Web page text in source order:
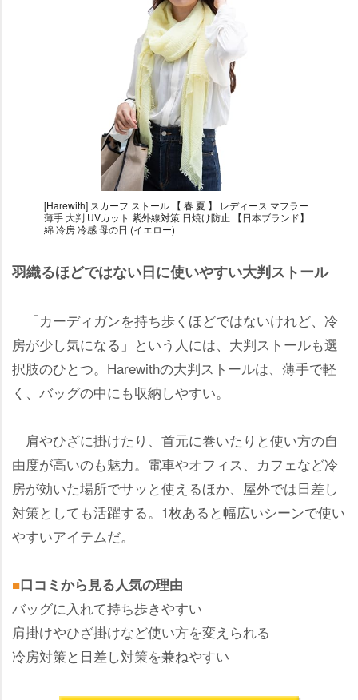
[Harewith] スカーフ ストール 【 春 夏 】 レディース マフラー
薄手 大判 UVカット 紫外線対策 日焼け防止 【日本ブランド】
綿 冷房 冷感 母の日 (イエロー)
羽織るほどではない日に使いやすい大判ストール
「カーディガンを持ち歩くほどではないけれど、冷
房が少し気になる」という人には、大判ストールも選
択肢のひとつ。Harewithの大判ストールは、薄手で軽
く、バッグの中にも収納しやすい。
肩やひざに掛けたり、首元に巻いたりと使い方の自
由度が高いのも魅力。電車やオフィス、カフェなど冷
房が効いた場所でサッと使えるほか、屋外では日差し
対策としても活躍する。1枚あると幅広いシーンで使い
すいアイテムだ。
■口コミから見る人気の理由
バッグに入れて持ち歩きやすい
肩掛けやひざ掛けなど使い方を変えられる
冷房対策と日差し対策を兼ねやすい